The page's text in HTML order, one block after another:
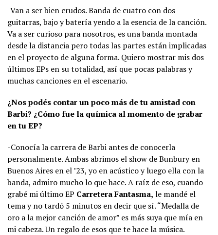
-Van a ser bien crudos. Banda de cuatro con dos
guitarras, bajo y batería yendo a la esencia de la canción.
Va a ser curioso para nosotros, es una banda montada
desde la distancia pero todas las partes están implicadas
en el proyecto de alguna forma. Quiero mostrar mis dos
últimos EPs en su totalidad, así que pocas palabras y
muchas canciones en el escenario.
¿Nos podés contar un poco más de tu amistad con
Barbi? ¿Cómo fue la química al momento de grabar
en tu EP?
-Conocía la carrera de Barbi antes de conocerla
personalmente. Ambas abrimos el show de Bunbury en
Buenos Aires en el ’23, yo en acústico y luego ella con la
banda, admiro mucho lo que hace. A raíz de eso, cuando
grabé mi último EP Carretera Fantasma, le mandé el
tema y no tardó 5 minutos en decir que sí. “Medalla de
oro a la mejor canción de amor” es más suya que mía en
mi cabeza. Un regalo de esos que te hace la música.